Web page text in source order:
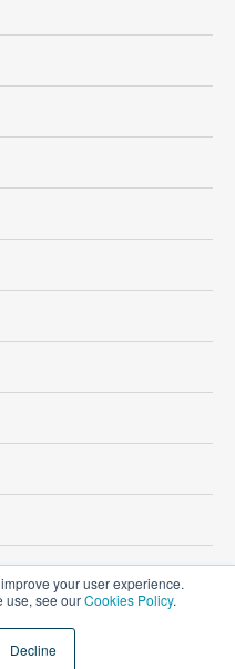
your user experience.
use, see ourCookies Policy.
Decline
All rights reserved.